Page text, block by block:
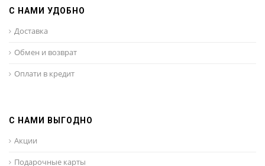
С НАМИ УДОБНО
Доставка
Обмен и возврат
Оплати в кредит
С НАМИ ВЫГОДНО
Акции
Подарочные карты